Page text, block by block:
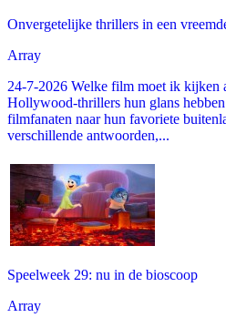
Onvergetelijke thrillers in een
Array
24-7-2026 Welke film moet ik kijken
Hollywood-thrillers hun glans
filmfanaten naar hun favoriete
verschillende antwoorden,...
Speelweek 29: nu in de bioscoop
Array